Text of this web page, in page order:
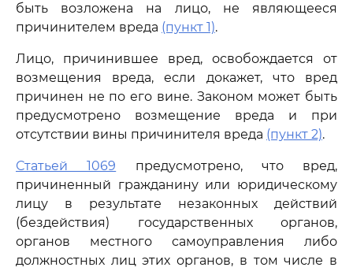
быть возложена на лицо, не являющееся
причинителем вреда (пункт 1).
Лицо, причинившее вред, освобождается от
возмещения вреда, если докажет, что вред
причинен не по его вине. Законом может быть
предусмотрено возмещение вреда и при
отсутствии вины причинителя вреда (пункт 2).
Статьей 1069 предусмотрено, что вред,
причиненный гражданину или юридическому
лицу в результате незаконных действий
(бездействия) государственных органов,
органов местного самоуправления либо
должностных лиц этих органов, в том числе в